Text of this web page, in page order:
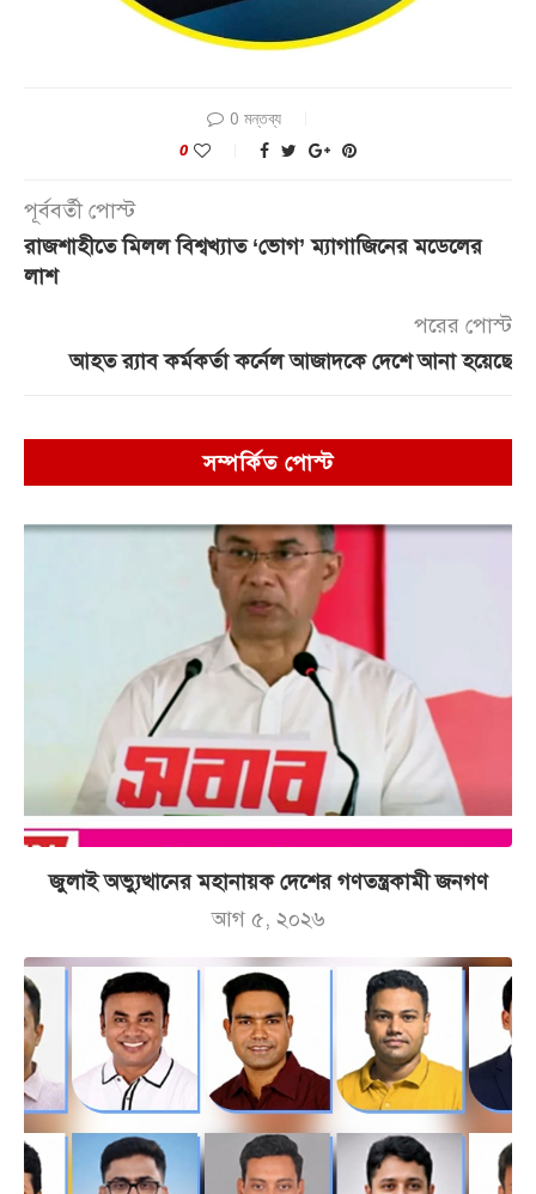
0 মন্তব্য
0
পূর্ববর্তী পোস্ট
রাজশাহীতে মিলল বিশ্বখ্যাত ‘ভোগ’ ম্যাগাজিনের মডেলের
লাশ
পরের পোস্ট
আহত র‌্যাব কর্মকর্তা কর্নেল আজাদকে দেশে আনা হয়েছে
সম্পর্কিত পোস্ট
জুলাই অভ্যুত্থানের মহানায়ক দেশের গণতন্ত্রকামী জনগণ
আগ ৫, ২০২৬